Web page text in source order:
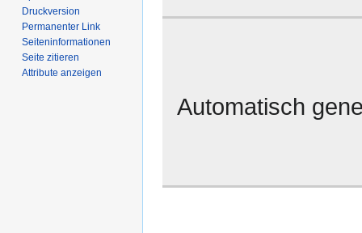
Automatisch
Druckversion
Permanenter Link
Seiten­­informationen
Seite zitieren
Attribute anzeigen